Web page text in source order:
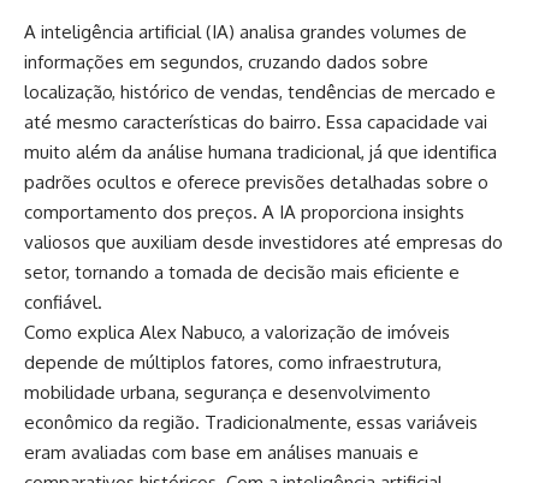
A inteligência artificial (IA) analisa grandes volumes de
informações em segundos, cruzando dados sobre
localização, histórico de vendas, tendências de mercado e
até mesmo características do bairro. Essa capacidade vai
muito além da análise humana tradicional, já que identifica
padrões ocultos e oferece previsões detalhadas sobre o
comportamento dos preços. A IA proporciona insights
valiosos que auxiliam desde investidores até empresas do
setor, tornando a tomada de decisão mais eficiente e
confiável.
Como explica Alex Nabuco, a valorização de imóveis
depende de múltiplos fatores, como infraestrutura,
mobilidade urbana, segurança e desenvolvimento
econômico da região. Tradicionalmente, essas variáveis
eram avaliadas com base em análises manuais e